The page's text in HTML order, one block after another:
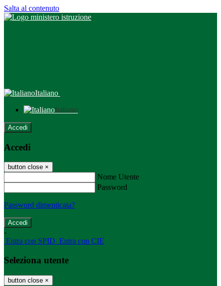
Salta al contenuto
Italiano
Italiano
Accedi
Accedi
button close ×
Nome Utente
Password
Password dimenticata?
-
Entra con SPID Entra con CIE
Seleziona utente
button close ×